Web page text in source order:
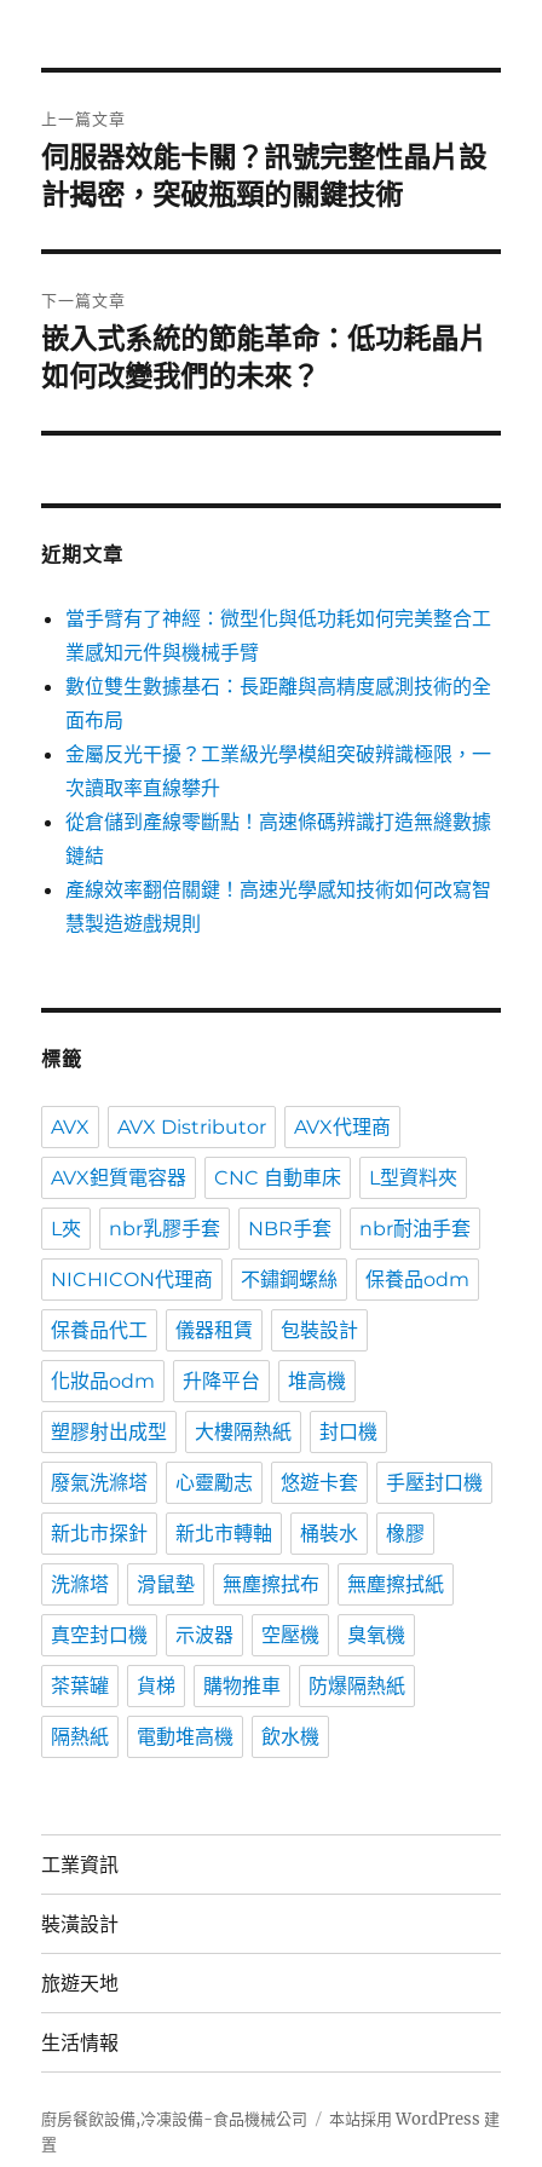
章
導
覽
上一篇文章
上
一
文
章:
伺服器效能卡關？訊號完整性晶片設
計揭密，突破瓶頸的關鍵技術
下一篇文章
下
一
文
嵌入式系統的節能革命：低功耗晶片
如何改變我們的未來？
近期文章
當手臂有了神經：微型化與低功耗如何完美整合工
業感知元件與機械手臂
數位雙生數據基石：長距離與高精度感測技術的全
面布局
金屬反光干擾？工業級光學模組突破辨識極限，一
次讀取率直線攀升
從倉儲到產線零斷點！高速條碼辨識打造無縫數據
鏈結
產線效率翻倍關鍵！高速光學感知技術如何改寫智
慧製造遊戲規則
標籤
AVX AVX Distributor AVX代理商
AVX鉭質電容器 CNC 自動車床 L型資料夾
L夾 nbr乳膠手套 NBR手套 nbr耐油手套
NICHICON代理商 不鏽鋼螺絲 保養品odm
保養品代工 儀器租賃 包裝設計
化妝品odm 升降平台 堆高機
塑膠射出成型 大樓隔熱紙 封口機
廢氣洗滌塔 心靈勵志 悠遊卡套 手壓封口機
新北市探針 新北市轉軸 桶裝水 橡膠
洗滌塔 滑鼠墊 無塵擦拭布 無塵擦拭紙
真空封口機 示波器 空壓機 臭氧機
茶葉罐 貨梯 購物推車 防爆隔熱紙
隔熱紙 電動堆高機 飲水機
工業資訊
裝潢設計
旅遊天地
生活情報
廚房餐飲設備,冷凍設備-食品機械公司
本站採用 WordPress 建
置